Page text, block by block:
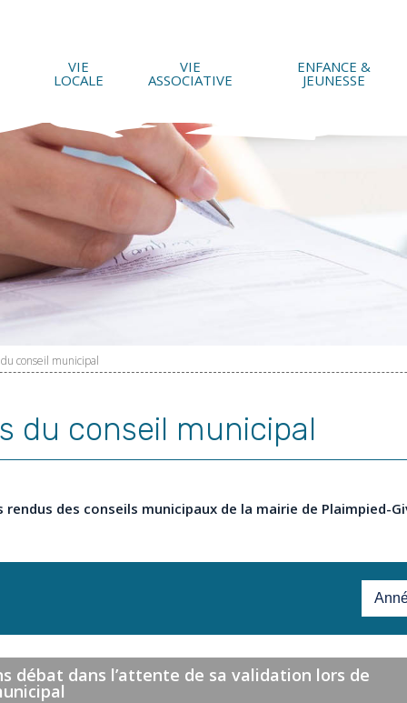
VIE
LOCALE
VIE
ASSOCIATIVE
ENFANCE &
JEUNESSE
conseil municipal
du conseil municipal
des conseils municipaux de la mairie de Plaimpied-
débat dans l’attente de sa validation lors de